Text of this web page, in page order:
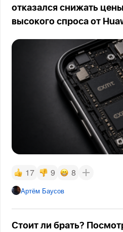
отказался снижать
высокого спроса от
17 9 8
Артём Баусов
Стоит ли брать?